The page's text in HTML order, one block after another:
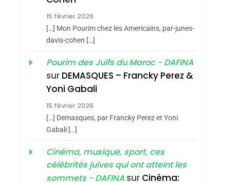
2
Dis Guerre»: La
Nouvelle Chanson De
Boy George
ISRAÉL JUDAISME
Accords D’Isaac:
L’alliance Pourrait
15 février 2026
[…] Mon Pourim chez les Americains, par-junes-
davis-cohen […]
Pourim des Juifs du Maroc - DAFINA
sur DEMASQUES – Francky Perez &
Yoni Gabali
15 février 2026
[…] Demasques, par Francky Perez et Yoni
Gabali […]
Cinéma, musique, sport, ces
célébrités juives qui ont atteint les
sommets - DAFINA sur Cinéma: